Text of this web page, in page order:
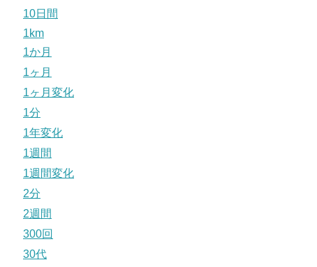
10日間
1km
1か月
1ヶ月
1ヶ月変化
1分
1年変化
1週間
1週間変化
2分
2週間
300回
30代